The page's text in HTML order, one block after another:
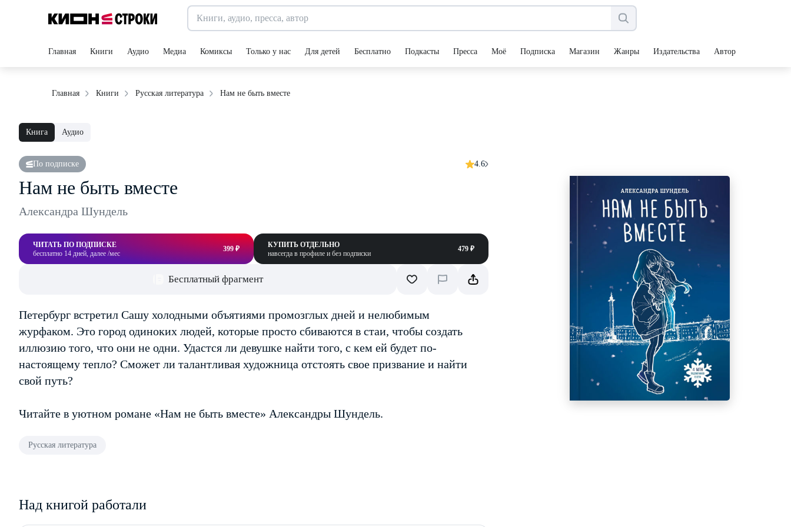
Главная Книги Аудио Медиа Комиксы Только у нас Для детей Бесплатно Подкасты Пресса Моё Подписка Магазин Жанры Издательства Авторы
Главная Книги Русская литература Нам не быть вместе
Книга Аудио
По подписке 4.6
Нам не быть вместе
Александра Шундель
ЧИТАТЬ ПО ПОДПИСКЕ
бесплатно 14 дней, далее /мес
399 ₽
КУПИТЬ ОТДЕЛЬНО
навсегда в профиле и без подписки
479 ₽
Бесплатный фрагмент
Петербург встретил Сашу холодными объятиями промозглых дней и нелюбимым
журфаком. Это город одиноких людей, которые просто сбиваются в стаи, чтобы создать
иллюзию того, что они не одни. Удастся ли девушке найти того, с кем ей будет по-
настоящему тепло? Сможет ли талантливая художница отстоять свое призвание и найти
свой путь?
Читайте в уютном романе «Нам не быть вместе» Александры Шундель.
Русская литература
Над книгой работали